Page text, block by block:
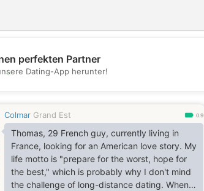
💖
perfekten Partner
Dating-App herunter!
Colmar Grand Est 0.9
Thomas, 29 French guy, currently living in
France, looking for an American love story. My
life motto is "prepare for the worst, hope for
the best," which is probably why I don't mind
the challenge of long-distance dating. When